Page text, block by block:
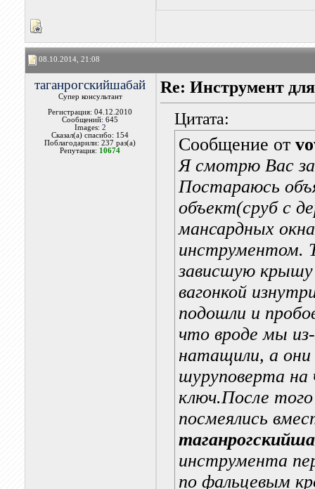
08.10.2014, 21:08
таганрогскийшабай
Супер консультант
Регистрация: 04.12.2010
Сообщений: 645
Images: 2
Сказал(а) спасибо: 154
Поблагодарили: 237 раз(а)
Репутация: 10674
Re: Инструмент
Цитата:
Сообщение от
Я смотрю Вас
Постараюсь
объект(сруб с
мансардных
инструментом.
зависшую
вагонкой
подошли и
что вроде мы
натащили, а
шуруповерта
ключ.После того
посмеялись
инструмента
по фальцевым